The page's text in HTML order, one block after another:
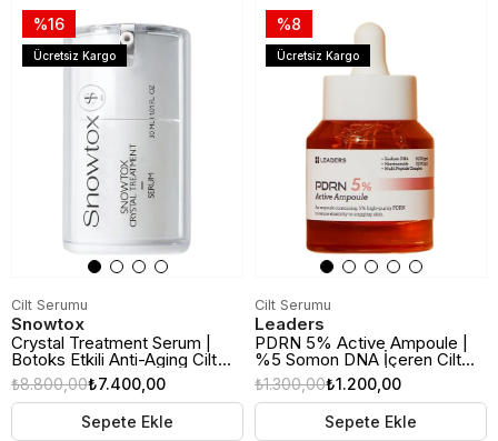
Cilt Serumu
Snowtox
Crystal Treatment Serum |
Botoks Etkili Anti-Aging Cilt
Serumu ₺7.400,00
₺8.800,00
Sepete Ekle
%16
Ücretsiz Kargo
Cilt Serumu
Leaders
PDRN 5% Active Ampoule |
%5 Somon DNA İçeren Cilt
Yenileyici Serum | 30ml
₺1.200,00
₺1.300,00
Sepete Ekle
%8
Ücretsiz Kargo